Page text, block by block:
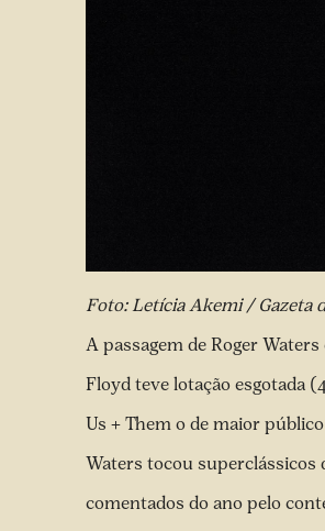
Foto: Letícia Akemi / Gazeta
A passagem de Roger
Floyd teve lotação esgotada
Us + Them o de maior
Waters tocou
comentados do ano pelo